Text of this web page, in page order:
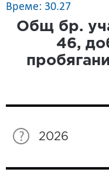
Време: 30.27
Общ бр.
46,
пробягани
2026